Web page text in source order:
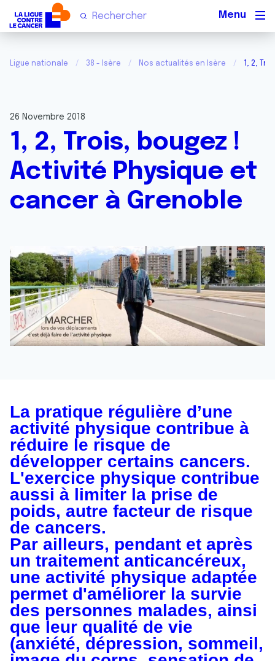
Ligue nationale 38 - Isère Nos actualités en Isère 1, 2,
26 Novembre 2018
1, 2, Trois, bougez !
Activité Physique et
cancer à Grenoble
La pratique régulière d’une
activité physique contribue à
réduire le risque de
développer certains cancers.
L'exercice physique contribue
aussi à limiter la prise de
poids, autre facteur de risque
de cancers.
Par ailleurs, pendant et après
un traitement anticancéreux,
une activité physique adaptée
permet d'améliorer la survie
des personnes malades, ainsi
que leur qualité de vie
(anxiété, dépression, sommeil,